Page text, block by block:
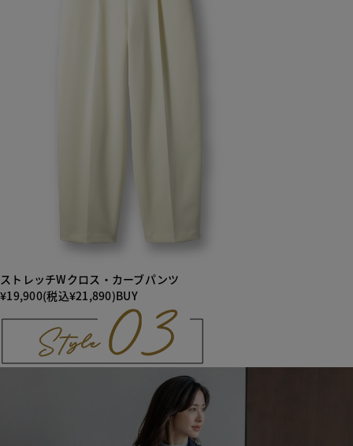
ストレッチWクロス・カーブパンツ
¥19,900(税込¥21,890)BUY